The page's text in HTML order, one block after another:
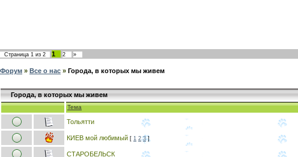
Страница 1 из 2 1 2 »
Форум » Все о нас » Города, в которых мы живем
Города, в которых мы живем
Тема
Тольятти
КИЕВ мой любимый [ 1 2 3]
СТАРОБЕЛЬСК